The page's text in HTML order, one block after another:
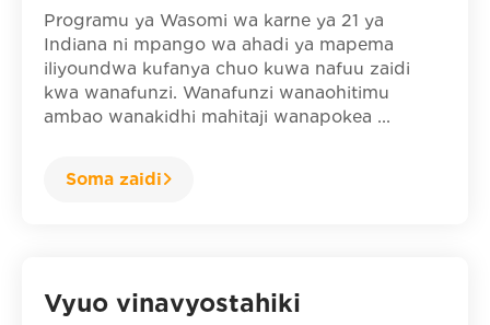
Programu ya Wasomi wa karne ya 21 ya
Indiana ni mpango wa ahadi ya mapema
iliyoundwa kufanya chuo kuwa nafuu zaidi
kwa wanafunzi. Wanafunzi wanaohitimu
ambao wanakidhi mahitaji wanapokea ...
Soma zaidi
Vyuo vinavyostahiki